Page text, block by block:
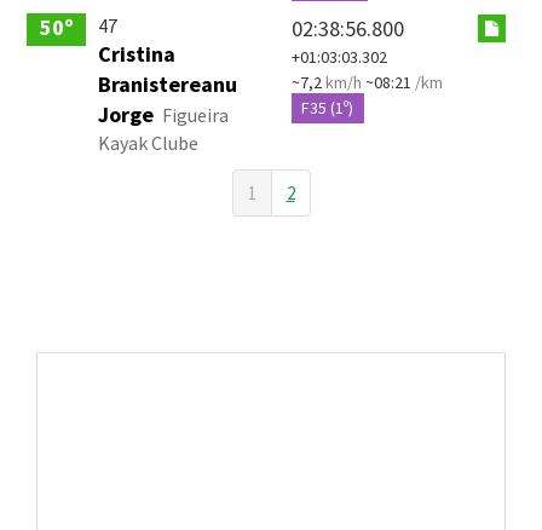
50º 47
Cristina
Branistereanu
Jorge Figueira
Kayak Clube
02:38:56.800
+01:03:03.302
~7,2km/h ~08:21 /km
F35 (1º)
1 2